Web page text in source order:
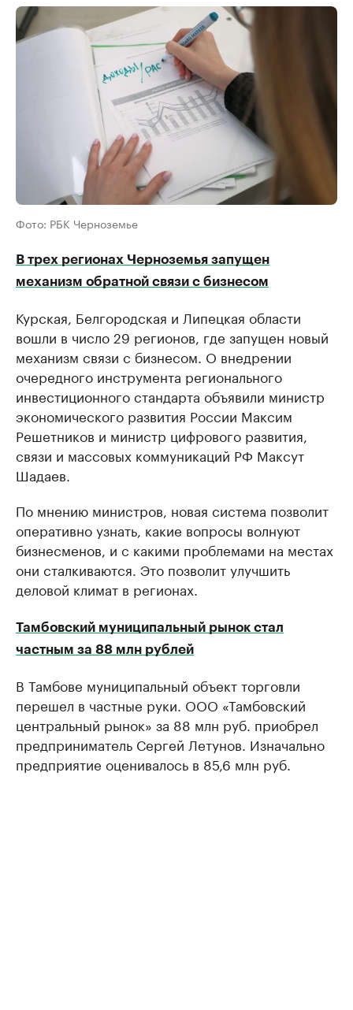
Фото: РБК Черноземье
В трех регионах Черноземья запущен
механизм обратной связи с бизнесом
Курская, Белгородская и Липецкая области
вошли в число 29 регионов, где запущен новый
механизм связи с бизнесом. О внедрении
очередного инструмента регионального
инвестиционного стандарта объявили министр
экономического развития России Максим
Решетников и министр цифрового развития,
связи и массовых коммуникаций РФ Максут
Шадаев.
По мнению министров, новая система позволит
оперативно узнать, какие вопросы волнуют
бизнесменов, и с какими проблемами на местах
они сталкиваются. Это позволит улучшить
деловой климат в регионах.
Тамбовский муниципальный рынок стал
частным за 88 млн рублей
В Тамбове муниципальный объект торговли
перешел в частные руки. ООО «Тамбовский
центральный рынок» за 88 млн руб. приобрел
предприниматель Сергей Летунов. Изначально
предприятие оценивалось в 85,6 млн руб.